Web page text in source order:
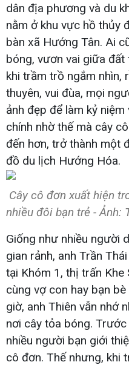
dân địa phương và du
nằm ở khu vực hồ thủy
bàn xã Hướng Tân. Ai
bóng, vươn vai giữa đất
khi trầm trồ ngắm nhìn,
thuyên, vui đùa, mọi
ảnh đẹp để làm kỷ
chính nhờ thế mà cây
đến hơn, trở thành một
đồ du lịch Hướng Hóa.
Cây cô đơn xuất hiện
nhiều đôi bạn trẻ - Ảnh:
Giống như nhiều người
gian rảnh, anh Trần
tại Khóm 1, thị trấn Khe
cùng vợ con hay bạn
giờ, anh Thiên vẫn nhớ
nơi cây tỏa bóng.
nhiều người bạn giới
cô đơn. Thế nhưng, khi